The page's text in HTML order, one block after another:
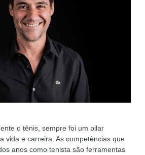
o tênis, sempre foi um pilar
vida e carreira. As competências que
anos como tenista são ferramentas